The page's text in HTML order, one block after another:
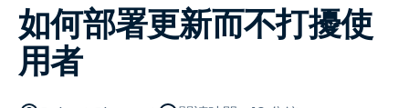
如何部署更新而不打擾使
用者